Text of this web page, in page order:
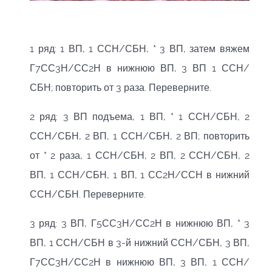
1 ряд: 1 ВП, 1 ССН/СБН, * 3 ВП, затем вяжем
Г7СС3Н/СС2Н в нижнюю ВП, 3 ВП 1 ССН/
СБН; повторить от 3 раза. Переверните.
2 ряд: 3 ВП подъема, 1 ВП, * 1 ССН/СБН, 2
ССН/СБН, 2 ВП, 1 ССН/СБН, 2 ВП; повторить
от * 2 раза, 1 ССН/СБН, 2 ВП, 2 ССН/СБН, 2
ВП, 1 ССН/СБН, 1 ВП, 1 СС2Н/ССН в нижний
ССН/СБН. Переверните.
3 ряд: 3 ВП, Г5СС3Н/СС2Н в нижнюю ВП, * 3
ВП, 1 ССН/СБН в 3-й нижний ССН/СБН, 3 ВП,
Г7СС3Н/СС2Н в нижнюю ВП, 3 ВП, 1 ССН/